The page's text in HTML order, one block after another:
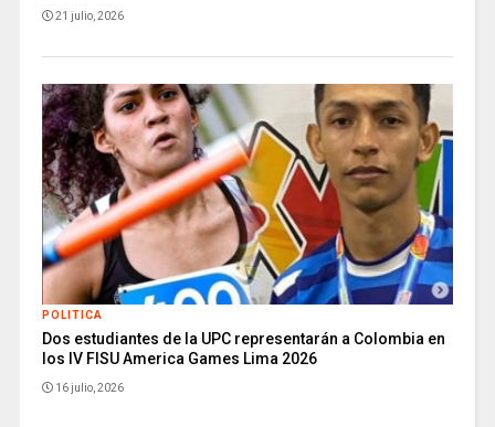
21 julio, 2026
POLITICA
Dos estudiantes de la UPC representarán a Colombia en
los IV FISU America Games Lima 2026
16 julio, 2026